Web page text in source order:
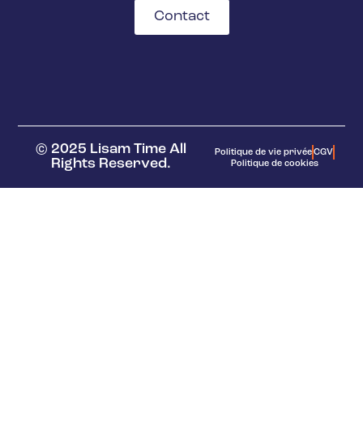
Contact
© 2025 Lisam Time All
Rights Reserved.
Politique de vie privée CGV
Politique de cookies